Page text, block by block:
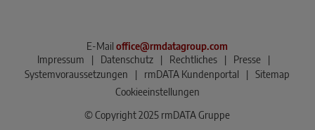
E-Mailoffice@rmdatagroup.com
Impressum
| Datenschutz | Rechtliches | Presse
|
Systemvoraussetzungen
| rmDATA Kundenportal |
Sitemap
Cookieeinstellungen
© Copyright 2025 rmDATA Gruppe